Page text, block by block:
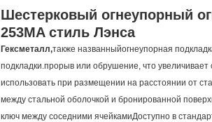
Шестерковый огнеупорный
253MA стиль Лэнса
Гексметалл,также названныйогнеупорная
подкладки.прорыв или обрушение, что
использовать при размещении на расстоянии от
между стальной оболочкой и бронированной
ключ между соседними ячейкамиДоступно в